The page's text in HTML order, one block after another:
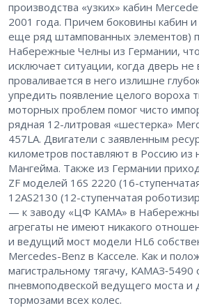
производства «узких» кабин
2001 года. Причем боковины кабин
еще ряд штампованных элементов)
Набережные Челны из Германии,
исключает ситуации, когда дверь не
проваливается в него излишне
упредить появление целого вороха
моторных проблем помог чисто
рядная 12-литровая «шестерка»
457LA. Двигатели с заявленным
километров поставляют в Россию из
Мангейма. Также из Германии
ZF моделей 16S 2220 (16-
12AS2130 (12-ступенчатая
— ​к заводу «ЦФ КАМА» в
агрегаты не имеют никакого
и ведущий мост модели HL6
Mercedes-Benz в Касселе. Как и
магистральному тягачу, КАМАЗ‑5490
пневмоподвеской ведущего моста и
тормозами всех колес.